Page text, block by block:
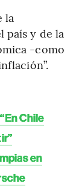
la
país y de la
-como
Chile
en